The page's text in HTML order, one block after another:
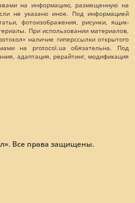
на информацию, размещенную на
не указано иное. Под информацией
фотоизображения, рисунки, ящик-
При использовании материалов,
наличие гиперссылки открытого
на protocol.ua обязательна. Под
адаптация, рерайтинг, модификация
Все права защищены.